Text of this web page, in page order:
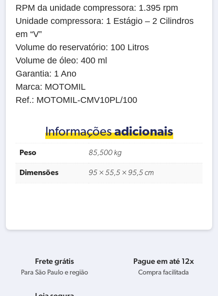
RPM da unidade compressora: 1.395 rpm
Unidade compressora: 1 Estágio – 2 Cilindros
em “V”
Volume do reservatório: 100 Litros
Volume de óleo: 400 ml
Garantia: 1 Ano
Marca: MOTOMIL
Ref.: MOTOMIL-CMV10PL/100
Informaçõesadicionais
Peso 85,500 kg
Dimensões 95 × 55,5 × 95,5 cm
Frete grátis
Para São Paulo e região
Pague em até 12x
Compra facilitada